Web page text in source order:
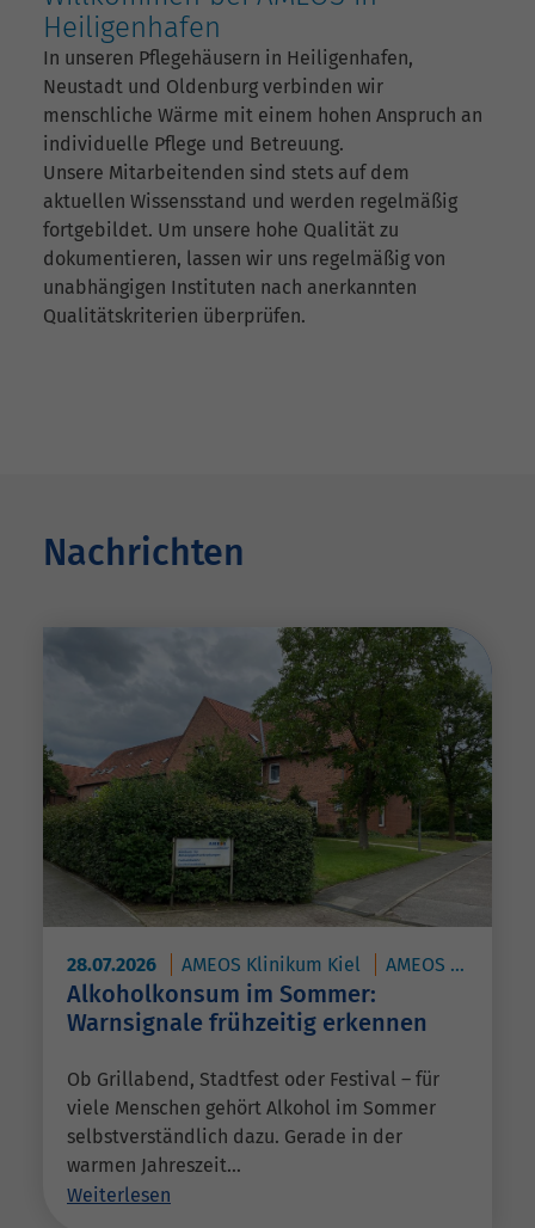
Heiligenhafen
In unseren Pflegehäusern in Heiligenhafen,
Neustadt und Oldenburg verbinden wir
menschliche Wärme mit einem hohen Anspruch an
individuelle Pflege und Betreuung.
Unsere Mitarbeitenden sind stets auf dem
aktuellen Wissensstand und werden regelmäßig
fortgebildet. Um unsere hohe Qualität zu
dokumentieren, lassen wir uns regelmäßig von
unabhängigen Instituten nach anerkannten
Qualitätskriterien überprüfen.
Nachrichten
28.07.2026 AMEOS Klinikum Kiel AMEOS Eingliederung HORIZON Kiel
Alkoholkonsum im Sommer:
Warnsignale frühzeitig erkennen
Ob Grillabend, Stadtfest oder Festival – für
viele Menschen gehört Alkohol im Sommer
selbstverständlich dazu. Gerade in der
warmen Jahreszeit…
Weiterlesen